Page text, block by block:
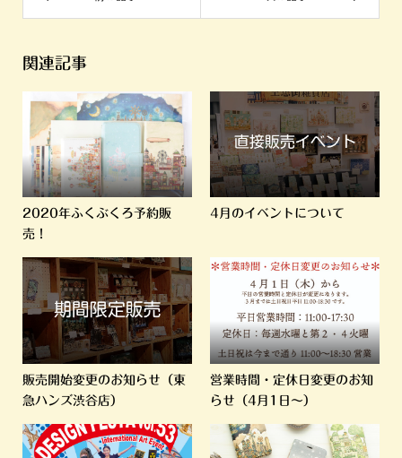
関連記事
2020年ふくぶくろ予約販
売！
4月のイベントについて
販売開始変更のお知らせ（東
急ハンズ渋谷店）
営業時間・定休日変更のお知
らせ（4月1日～）